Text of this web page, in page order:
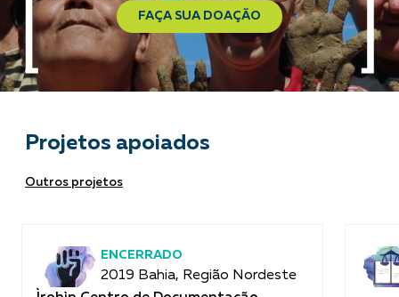
FAÇA SUA DOAÇÃO
Projetos apoiados
Outros projetos
ENCERRADO
2019 Bahia, Região Nordeste